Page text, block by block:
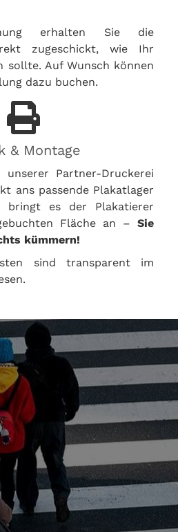
erhalten Sie die
zugeschickt, wie Ihr
sollte. Auf Wunsch können
dazu buchen.
& Montage
Partner-Druckerei
ans passende Plakatlager
bringt es der Plakatierer
Fläche an – Sie
kümmern!
sind transparent im